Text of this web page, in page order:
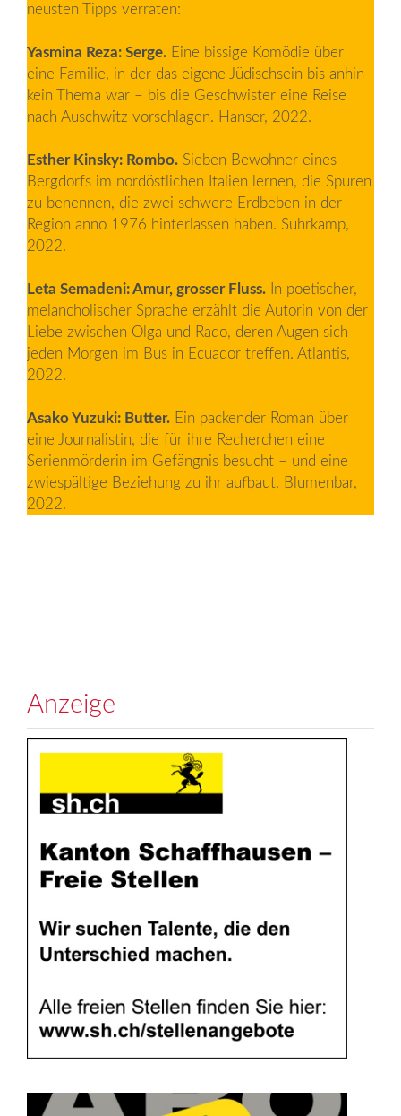
neusten Tipps verraten:
Yasmina Reza: Serge. Eine bissige Komödie über
eine Familie, in der das eigene ­Jüdischsein bis anhin
kein Thema war – bis die Geschwister eine Reise
nach Auschwitz vorschlagen. Hanser, 2022.
Esther Kinsky: Rombo. Sieben Bewohner eines
Bergdorfs im nordöstlichen Italien lernen, die Spuren
zu benennen, die zwei schwere Erdbeben in der
Region anno 1976 hinterlassen haben. Suhrkamp,
2022.
Leta Semadeni: Amur, grosser Fluss. In poetischer,
melancholischer Sprache erzählt die Autorin von der
Liebe zwischen Olga und Rado, deren Augen sich
jeden Morgen im Bus in Ecuador treffen. Atlantis,
2022.
Asako Yuzuki: Butter. Ein packender Roman über
eine Journalistin, die für ihre Recherchen eine
Serienmörderin im Gefängnis besucht – und eine
zwiespältige Beziehung zu ihr aufbaut. Blumenbar,
2022.
Anzeige